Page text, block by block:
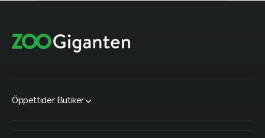
Öppettider Butiker